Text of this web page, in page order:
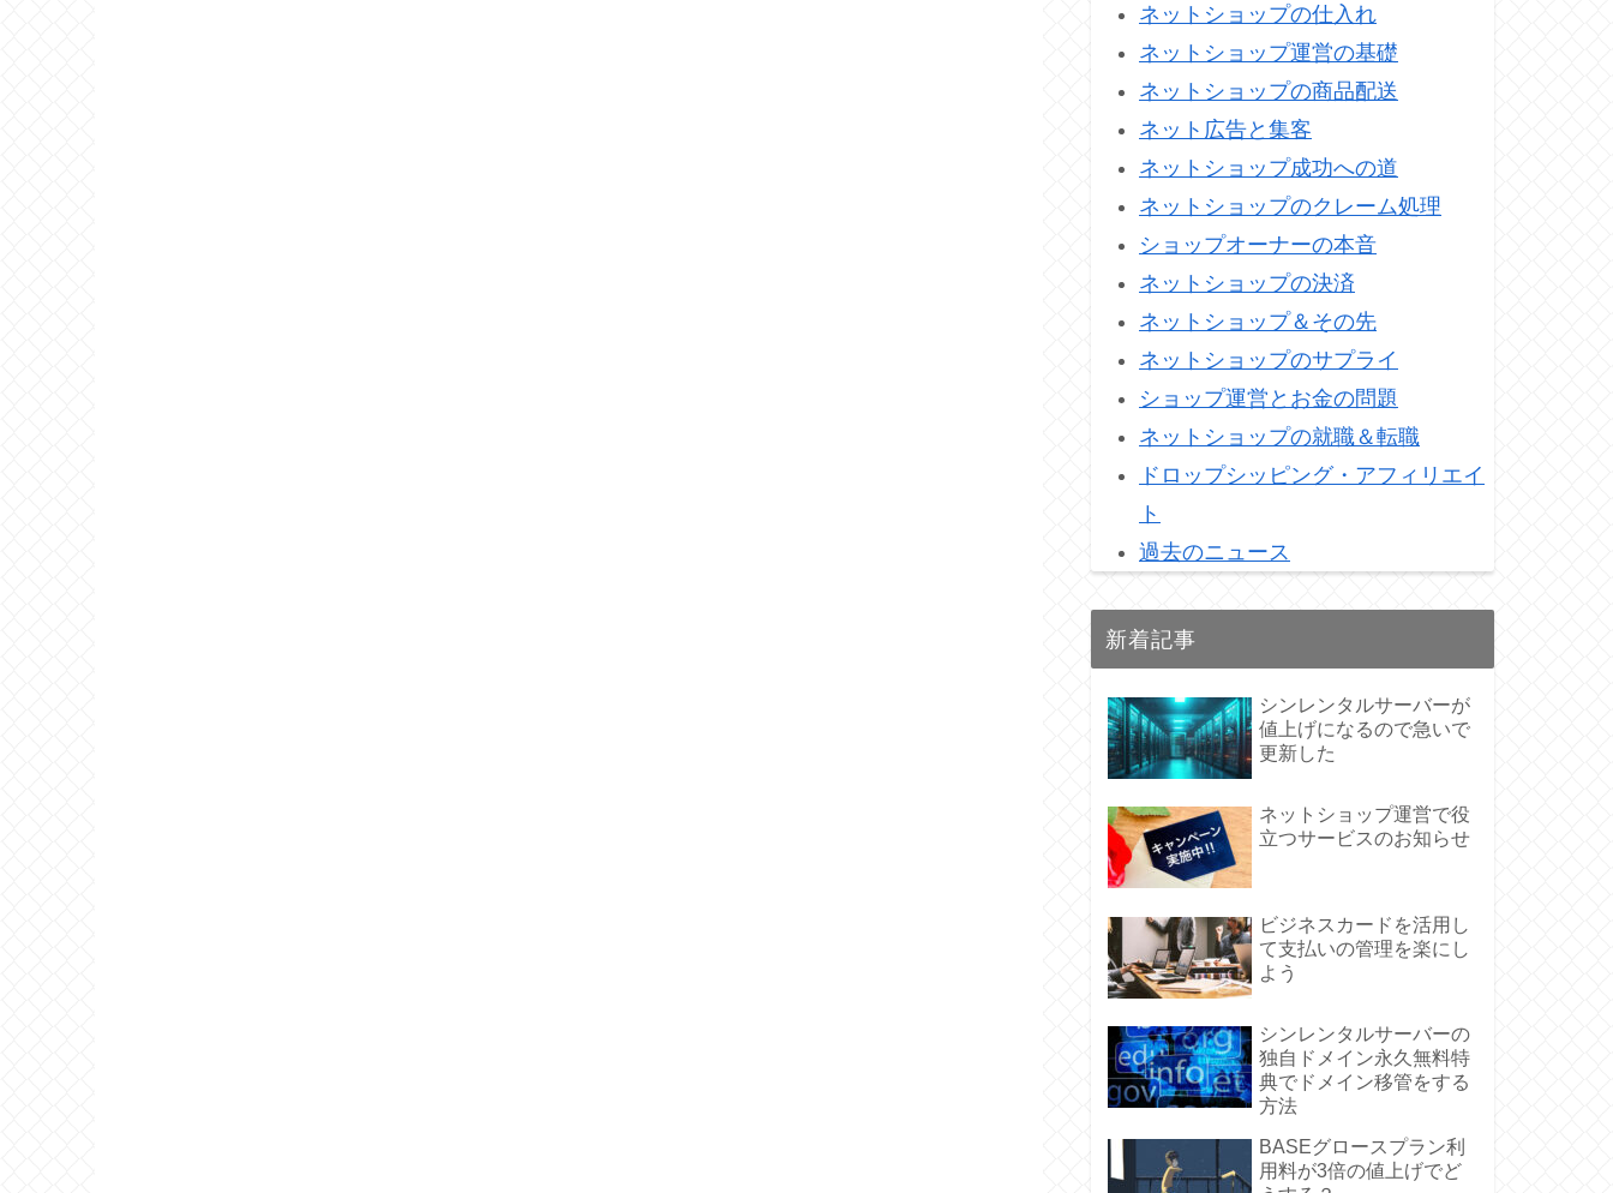
ネットショップの仕入れ
ネットショップ運営の基礎
ネットショップの商品配送
ネット広告と集客
ネットショップ成功への道
ネットショップのクレーム処理
ショップオーナーの本音
ネットショップの決済
ネットショップ＆その先
ネットショップのサプライ
ショップ運営とお金の問題
ネットショップの就職＆転職
ドロップシッピング・アフィリエイ
ト
過去のニュース
新着記事
シンレンタルサーバーが
値上げになるので急いで
更新した
ネットショップ運営で役
立つサービスのお知らせ
ビジネスカードを活用し
て支払いの管理を楽にし
よう
シンレンタルサーバーの
独自ドメイン永久無料特
典でドメイン移管をする
方法
BASEグロースプラン利
用料が3倍の値上げでど